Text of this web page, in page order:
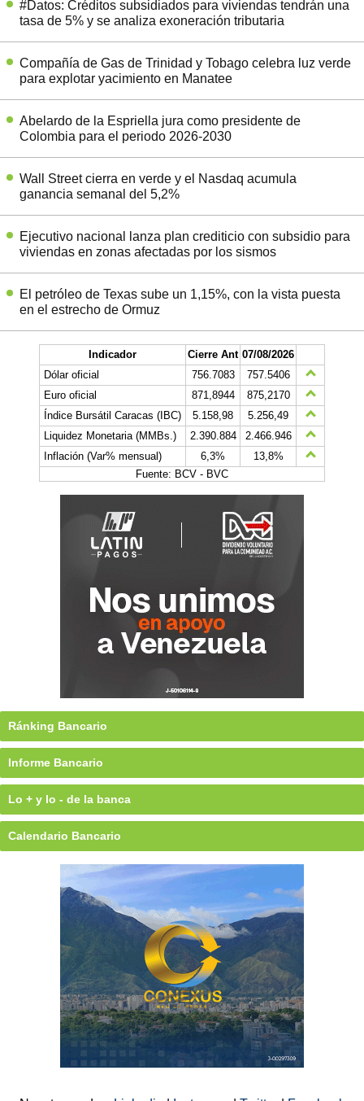
#Datos: Créditos subsidiados para viviendas tendrán una
tasa de 5% y se analiza exoneración tributaria
Compañía de Gas de Trinidad y Tobago celebra luz verde
para explotar yacimiento en Manatee
Abelardo de la Espriella jura como presidente de
Colombia para el periodo 2026-2030
Wall Street cierra en verde y el Nasdaq acumula
ganancia semanal del 5,2%
Ejecutivo nacional lanza plan crediticio con subsidio para
viviendas en zonas afectadas por los sismos
El petróleo de Texas sube un 1,15%, con la vista puesta
en el estrecho de Ormuz
Indicador Cierre Ant 07/08/2026
Dólar oficial
756.7083
757.5406
Euro oficial
871,8944
875,2170
Índice Bursátil Caracas (IBC)
5.158,98
5.256,49
Liquidez Monetaria (MMBs.)
2.390.884
2.466.946
Inflación (Var% mensual)
6,3%
13,8%
Fuente: BCV - BVC
Ránking Bancario
Informe Bancario
Lo + y lo - de la banca
Calendario Bancario